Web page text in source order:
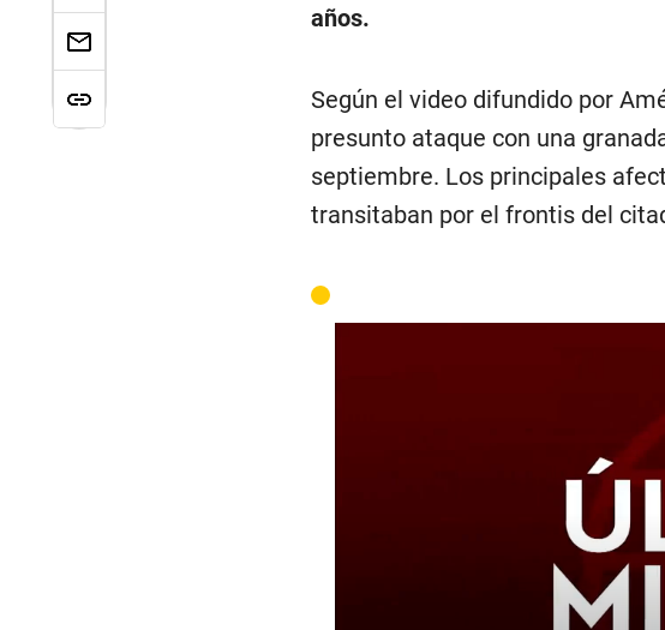
años.
Según el video difundido por
presunto ataque con una
septiembre. Los principales
transitaban por el frontis del